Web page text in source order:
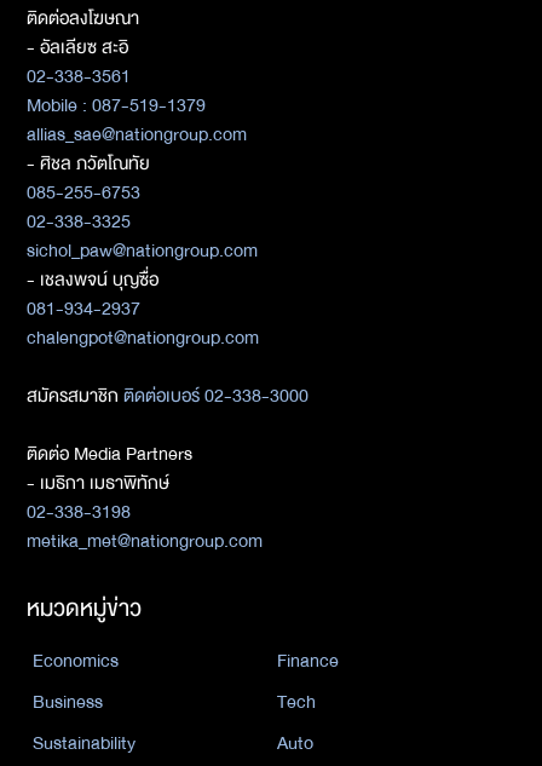
ติดต่อลงโฆษณา
- อัลเลียซ สะอิ
02-338-3561
Mobile : 087-519-1379
allias_sae@nationgroup.com
- ศิชล ภวัตโณทัย
085-255-6753
02-338-3325
sichol_paw@nationgroup.com
- เชลงพจน์ บุญซื่อ
081-934-2937
chalengpot@nationgroup.com
สมัครสมาชิกติดต่อเบอร์ 02-338-3000
ติดต่อ Media Partners
- เมธิกา เมธาพิทักษ์
02-338-3198
metika_met@nationgroup.com
หมวดหมู่ข่าว
Economics
Finance
Business
Tech
Sustainability
Auto